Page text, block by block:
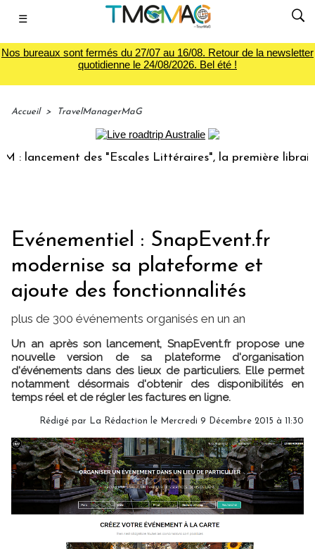
☰
Nos bureaux sont fermés du 27/07 au 16/08. Retour de la newsletter
quotidienne le 24/08/2026. Bel été !
Accueil > TravelManagerMaG
lancement des "Escales Littéraires", la première librairie
Evénementiel : SnapEvent.fr
modernise sa plateforme et
ajoute des fonctionnalités
plus de 300 événements organisés en un an
Un an après son lancement, SnapEvent.fr propose une
nouvelle version de sa plateforme d'organisation
d'événements dans des lieux de particuliers. Elle permet
notamment désormais d'obtenir des disponibilités en
temps réel et de régler les factures en ligne.
Rédigé par La Rédaction le Mercredi 9 Décembre 2015 à 11:30